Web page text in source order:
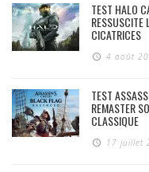
TEST HALO
RESSUSCITE
CICATRICES
4 août
TEST
REMASTER
CLASSIQUE
17 juillet